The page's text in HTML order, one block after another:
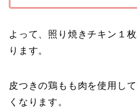
よって、照り焼きチキン１
ります。
皮つきの鶏もも肉を使用し
くなります。